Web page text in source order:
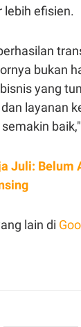
lebih efisien.
bukan
yang
layanan
Juli: Belum
lain di